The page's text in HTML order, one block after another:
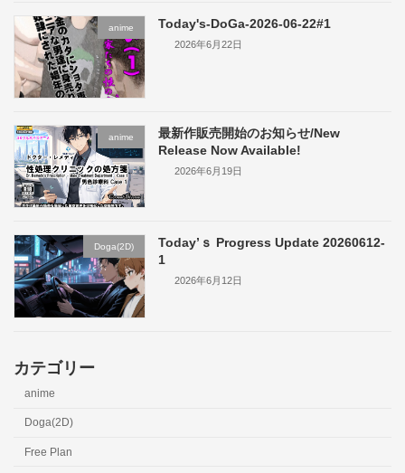
anime Today's-DoGa-2026-06-22#1
2026年6月22日
anime
最新作販売開始のお知らせ/New
Release Now Available!
2026年6月19日
Doga(2D)
Today’ｓ Progress Update 20260612-
1
2026年6月12日
カテゴリー
anime
Doga(2D)
Free Plan